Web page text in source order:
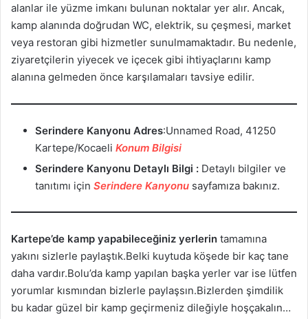
alanlar ile yüzme imkanı bulunan noktalar yer alır. Ancak,
kamp alanında doğrudan WC, elektrik, su çeşmesi, market
veya restoran gibi hizmetler sunulmamaktadır. Bu nedenle,
ziyaretçilerin yiyecek ve içecek gibi ihtiyaçlarını kamp
alanına gelmeden önce karşılamaları tavsiye edilir.
Serindere Kanyonu Adres:Unnamed Road, 41250
Kartepe/Kocaeli Konum Bilgisi
Serindere Kanyonu Detaylı Bilgi : Detaylı bilgiler ve
tanıtımı için Serindere Kanyonu sayfamıza bakınız.
Kartepe’de kamp yapabileceğiniz yerlerin tamamına
yakını sizlerle paylaştık.Belki kuytuda köşede bir kaç tane
daha vardır.Bolu’da kamp yapılan başka yerler var ise lütfen
yorumlar kısmından bizlerle paylaşsın.Bizlerden şimdilik
bu kadar güzel bir kamp geçirmeniz dileğiyle hoşçakalın…